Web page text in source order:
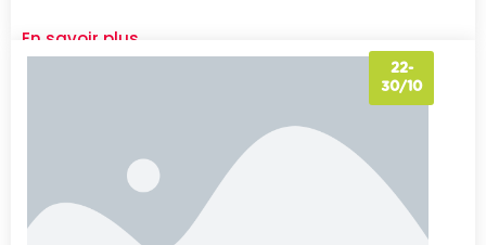
En savoir plus
22-
30/10